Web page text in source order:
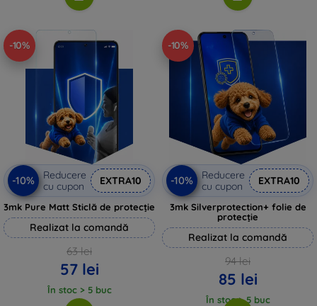
-10%
-10%
Reducere
cu cupon
EXTRA10
3mk Pure Matt Sticlă de protecție
Realizat la comandă
63 lei
57 lei
În stoc > 5 buc
-10%
-10%
Reducere
cu cupon
EXTRA10
3mk Silverprotection+ folie de
protecție
Realizat la comandă
94 lei
85 lei
În stoc > 5 buc